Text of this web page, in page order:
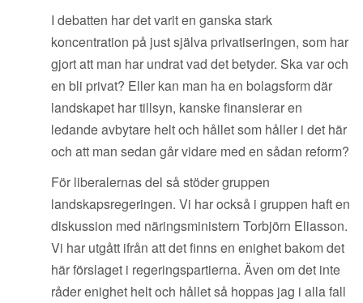
I debatten har det varit en ganska stark
koncentration på just själva privatiseringen, som har
gjort att man har undrat vad det betyder. Ska var och
en bli privat? Eller kan man ha en bolagsform där
landskapet har tillsyn, kanske finansierar en
ledande avbytare helt och hållet som håller i det här
och att man sedan går vidare med en sådan reform?
För liberalernas del så stöder gruppen
landskapsregeringen. Vi har också i gruppen haft en
diskussion med näringsministern Torbjörn Eliasson.
Vi har utgått ifrån att det finns en enighet bakom det
här förslaget i regeringspartierna. Även om det inte
råder enighet helt och hållet så hoppas jag i alla fall